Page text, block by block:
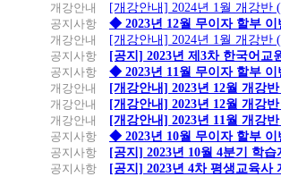
개강안내
[개강안내] 2024년 1월 개강반
공지사항
◆ 2023년 12월 무이자 할부
개강안내
[개강안내] 2024년 1월 개강반
공지사항
[공지] 2023년 제3차 한국어교
공지사항
◆ 2023년 11월 무이자 할부
개강안내
[개강안내] 2023년 12월 개강
개강안내
[개강안내] 2023년 12월 개강
개강안내
[개강안내] 2023년 11월 개강
공지사항
◆ 2023년 10월 무이자 할부
공지사항
[공지] 2023년 10월 4분기 학
공지사항
[공지] 2023년 4차 평생교육사